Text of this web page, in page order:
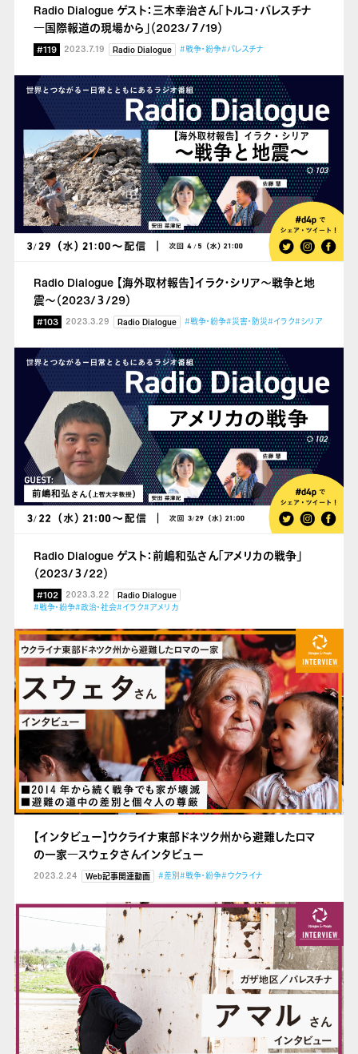
Radio Dialogue ゲスト：三木幸治さん「トルコ・パレスチナ
―国際報道の現場から 」（2023/７/19）
#119 2023.7.19 Radio Dialogue #戦争・紛争#パレスチナ
Radio Dialogue 【海外取材報告】イラク・シリア～戦争と地
震～（2023/３/29）
#103 2023.3.29 Radio Dialogue #戦争・紛争#災害・防災#イラク#シリア
Radio Dialogue ゲスト：前嶋和弘さん「アメリカの戦争」
（2023/３/22）
#102 2023.3.22
Radio Dialogue
#戦争・紛争#政治・社会#イラク#アメリカ
【インタビュー】ウクライナ東部ドネツク州から避難したロマ
の一家―スウェタさんインタビュー
2023.2.24 Web記事関連動画 #差別#戦争・紛争#ウクライナ